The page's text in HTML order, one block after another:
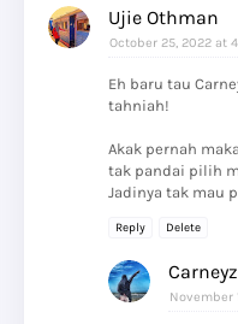
Ujie Othman
October 25, 2022 at
Eh baru tau
tahniah!
Akak pernah
tak pandai pilih
Jadinya tak mau
Reply Delete
Carneyz
November